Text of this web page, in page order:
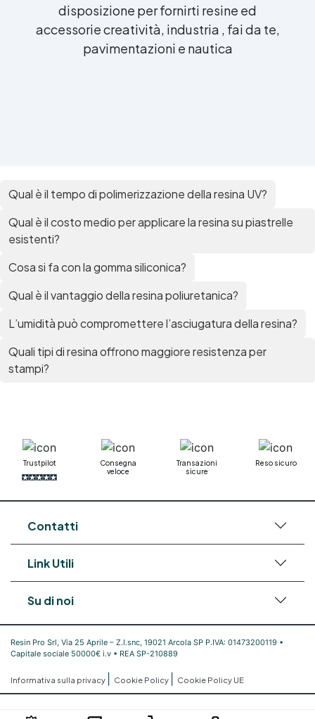
disposizione per fornirti resine ed
accessorie creatività, industria , fai da te,
pavimentazioni e nautica
Qual è il tempo di polimerizzazione della resina UV?
Qual è il costo medio per applicare la resina su piastrelle
esistenti?
Cosa si fa con la gomma siliconica?
Qual è il vantaggio della resina poliuretanica?
L’umidità può compromettere l’asciugatura della resina?
Quali tipi di resina offrono maggiore resistenza per
stampi?
Trustpilot
Consegna
veloce
Transazioni
sicure
Reso sicuro
Contatti
Link Utili
Su di noi
Resin Pro Srl, Via 25 Aprile – Z.I.snc, 19021 Arcola SP P.IVA: 01473200119 •
Capitale sociale 50000€ i.v • REA SP-210889
Informativa sulla privacy Cookie Policy Cookie Policy UE